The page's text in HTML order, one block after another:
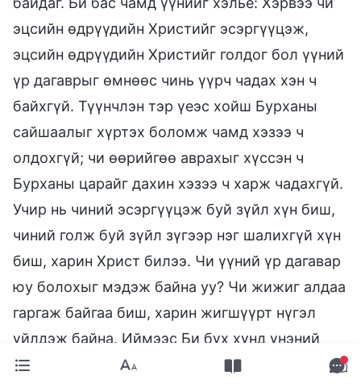
эцсийн өдрүүдийн Христийг эсэргүүцэж,
эцсийн өдрүүдийн Христийг голдог бол үүний
үр дагаврыг өмнөөс чинь үүрч чадах хэн ч
байхгүй. Түүнчлэн тэр үеэс хойш Бурханы
сайшаалыг хүртэх боломж чамд хэзээ ч
олдохгүй; чи өөрийгөө аврахыг хүссэн ч
Бурханы царайг дахин хэзээ ч харж чадахгүй.
Учир нь чиний эсэргүүцэж буй зүйл хүн биш,
чиний голж буй зүйл зүгээр нэг шалихгүй хүн
биш, харин Христ билээ. Чи үүний үр дагавар
юу болохыг мэдэж байна уу? Чи жижиг алдаа
гаргаж байгаа биш, харин жигшүүрт нүгэл
үйлдэж байна. Иймээс Би бүх хүнд үнэний
өмнө араа шүдээ ярзайлган, хумс хуруугаа